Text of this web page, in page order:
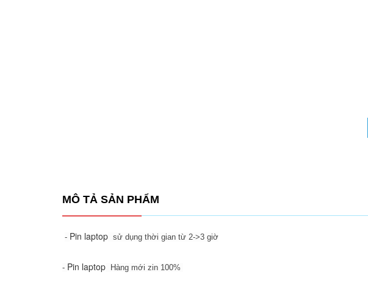
MÔ TẢ SẢN PHẨM
- Pin laptop sử dụng thời gian từ 2->3 giờ
- Pin laptop Hàng mới zin 100%